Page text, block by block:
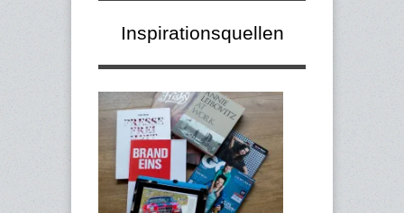
Inspirationsquellen